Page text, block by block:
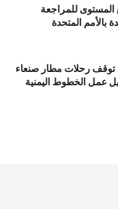
المستوى للمراجعة
بالأمم المتحدة
رحلات مطار صنعاء
عمل الخطوط اليمنية